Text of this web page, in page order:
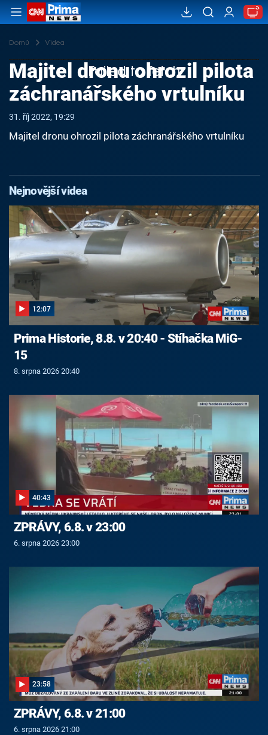
Domů Videa
Failed to fetch
Majitel dronu ohrozil pilota
záchranářského vrtulníku
31. říj 2022, 19:29
Majitel dronu ohrozil pilota záchranářského vrtulníku
Nejnovější videa
12:07
Prima Historie, 8.8. v 20:40 - Stíhačka MiG-
15
8. srpna 2026 20:40
40:43
ZPRÁVY, 6.8. v 23:00
6. srpna 2026 23:00
23:58
ZPRÁVY, 6.8. v 21:00
6. srpna 2026 21:00